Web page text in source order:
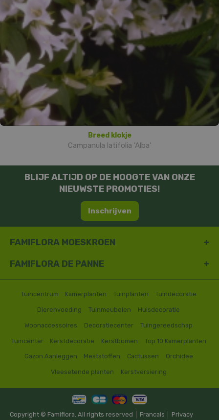
Breed klokje
Campanula latifolia 'Alba'
BLIJF ALTIJD OP DE HOOGTE VAN ONZE
NIEUWSTE PROMOTIES!
Inschrijven
FAMIFLORA MOESKROEN
FAMIFLORA DE PANNE
Tuincentrum Kamerplanten Tuinplanten Tuindecoratie
Dierenvoeding Tuinmeubelen Huisdecoratie
Woonaccessoires Decoratiecenter Tuingereedschap
Tuincenter Kerstdecoratie Kerstbomen Top 10 Kamerplanten
Gazon Aanleggen Meststoffen Cactussen Orchidee
Vleesetende planten Kerstversiering
Copyright © Famiflora. All rights reserved │ Francais
Privacy